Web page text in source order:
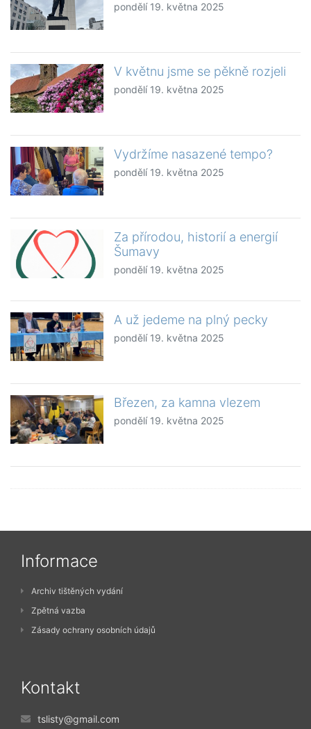
pondělí 19. května 2025
V květnu jsme se pěkně rozjeli
pondělí 19. května 2025
Vydržíme nasazené tempo?
pondělí 19. května 2025
Za přírodou, historií a energií
Šumavy
pondělí 19. května 2025
A už jedeme na plný pecky
pondělí 19. května 2025
Březen, za kamna vlezem
pondělí 19. května 2025
Informace
Archiv tištěných vydání
Zpětná vazba
Zásady ochrany osobních údajů
Kontakt
tslisty@gmail.com